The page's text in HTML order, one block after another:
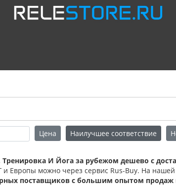
Цена Наилучшее соответствие
И Йога за рубежом дешево с
Европы можно через сервис Rus-Buy. На нашей
поставщиков с большим опытом продаж